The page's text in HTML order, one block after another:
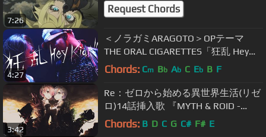
7:26
Request Chords
4:27
＜ノラガミARAGOTO＞OPテーマ
THE ORAL CIGARETTES「狂乱 Hey
Kids!!」MusicVideo
Chords: Cm Bb Ab C Eb B F
3:42
Re：ゼロから始める異世界生活(リゼ
ロ)14話挿入歌 『MYTH & ROID -
theater D』
Chords: B D C G C# F# E